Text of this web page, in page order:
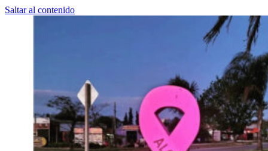
Saltar al contenido